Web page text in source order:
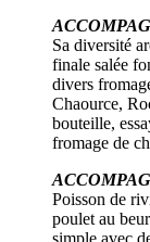
Sa diversité
finale salée
divers
Chaource,
bouteille,
fromage de
Poisson de
poulet au
simple avec